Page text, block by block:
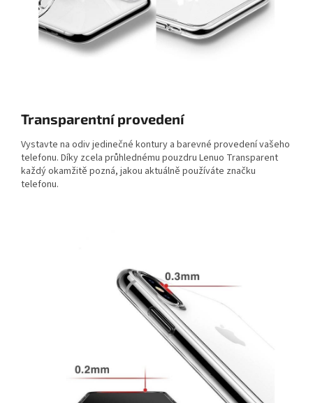
Transparentní provedení
Vystavte na odiv jedinečné kontury a barevné provedení vašeho
telefonu. Díky zcela průhlednému pouzdru Lenuo Transparent
každý okamžitě pozná, jakou aktuálně používáte značku
telefonu.